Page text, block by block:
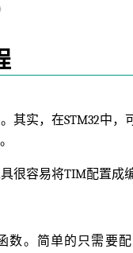
其实，在STM32中，
很容易将TIM配置成
数。简单的只需要